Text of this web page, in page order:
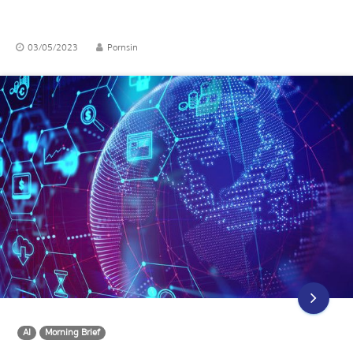
03/05/2023 Pornsin
AI Morning Brief